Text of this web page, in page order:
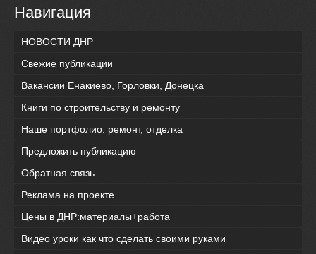
Навигация
НОВОСТИ ДНР
Свежие публикации
Вакансии Енакиево, Горловки, Донецка
Книги по строительству и ремонту
Наше портфолио: ремонт, отделка
Предложить публикацию
Обратная связь
Реклама на проекте
Цены в ДНР:материалы+работа
Видео уроки как что сделать своими руками